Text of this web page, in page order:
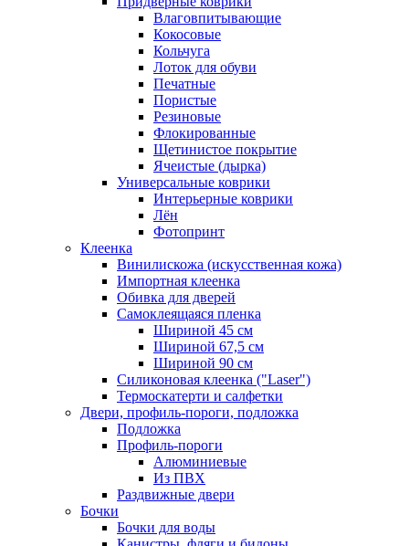
Влаговпитывающие
Кокосовые
Кольчуга
Лоток для обуви
Печатные
Пористые
Резиновые
Флокированные
Щетинистое покрытие
Ячеистые (дырка)
Универсальные коврики
Интерьерные коврики
Лён
Фотопринт
Клеенка
Винилискожа (искусственная кожа)
Импортная клеенка
Обивка для дверей
Самоклеящаяся пленка
Шириной 45 см
Шириной 67,5 см
Шириной 90 см
Силиконовая клеенка ("Laser")
Термоскатерти и салфетки
Двери, профиль-пороги, подложка
Подложка
Профиль-пороги
Алюминиевые
Из ПВХ
Раздвижные двери
Бочки
Бочки для воды